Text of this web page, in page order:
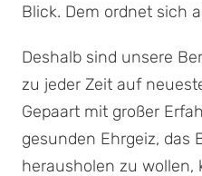
Blick. Dem ordnet sich
Deshalb sind unsere
zu jeder Zeit auf
Gepaart mit großer
gesunden Ehrgeiz, das
herausholen zu wollen,